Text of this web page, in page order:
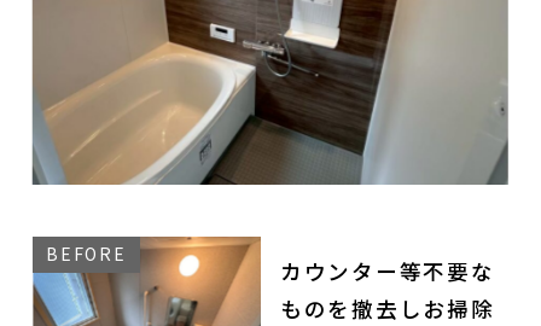
カウンター等不要な
ものを撤去しお掃除